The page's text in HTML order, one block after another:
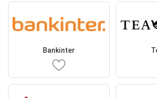
Bankinter